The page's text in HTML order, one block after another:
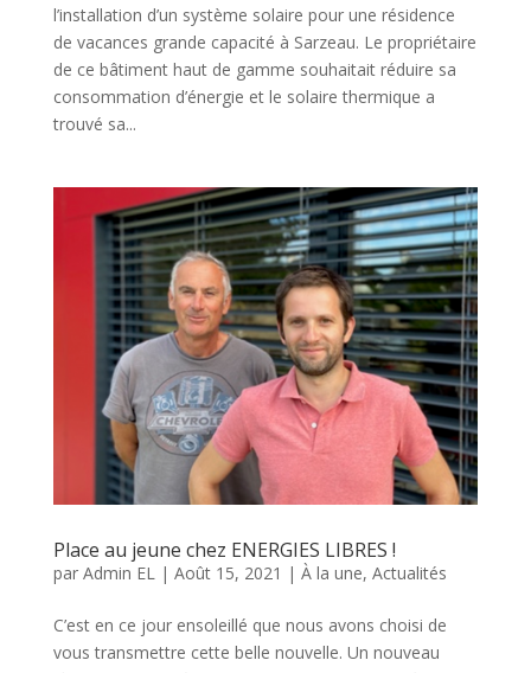
l’installation d’un système solaire pour une résidence
de vacances grande capacité à Sarzeau. Le propriétaire
de ce bâtiment haut de gamme souhaitait réduire sa
consommation d’énergie et le solaire thermique a
trouvé sa...
Place au jeune chez ENERGIES LIBRES !
par Admin EL| Août 15, 2021 | À la une, Actualités
C’est en ce jour ensoleillé que nous avons choisi de
vous transmettre cette belle nouvelle. Un nouveau